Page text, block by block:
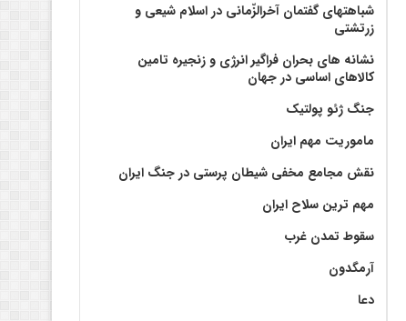
شباهتهای گفتمان آخر‌الزّمانی در اسلام شیعی و
زرتشتی
نشانه های بحران فراگیر انرژی و زنجیره تامین
کالاهای اساسی در جهان
جنگ ژئو پولتیک
ماموریت مهم ایران
نقش مجامع مخفی شیطان پرستی در جنگ ایران
مهم ترین سلاح ایران
سقوط تمدن غرب
آرمگدون
دعا